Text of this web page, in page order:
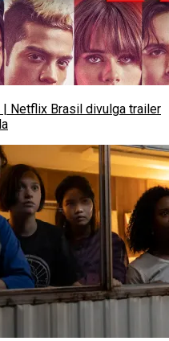
| Netflix Brasil divulga trailer